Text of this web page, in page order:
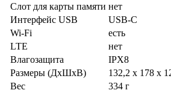
Слот для карты памяти нет
Интерфейс USB
USB-C
Wi-Fi
есть
LTE
нет
Влагозащита
IPX8
Размеры (ДхШхВ)
132,2 x 178 x
Вес
334 г